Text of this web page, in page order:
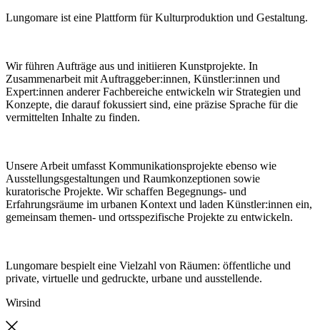
Lungomare ist eine Plattform für Kulturproduktion und Gestaltung.
Wir führen Aufträge aus und initiieren Kunstprojekte. In
Zusammenarbeit mit Auftraggeber:innen, Künstler:innen und
Expert:innen anderer Fachbereiche entwickeln wir Strategien und
Konzepte, die darauf fokussiert sind, eine präzise Sprache für die
vermittelten Inhalte zu finden.
Unsere Arbeit umfasst Kommunikationsprojekte ebenso wie
Ausstellungsgestaltungen und Raumkonzeptionen sowie
kuratorische Projekte. Wir schaffen Begegnungs- und
Erfahrungsräume im urbanen Kontext und laden Künstler:innen ein,
gemeinsam themen- und ortsspezifische Projekte zu entwickeln.
Lungomare bespielt eine Vielzahl von Räumen: öffentliche und
private, virtuelle und gedruckte, urbane und ausstellende.
Wirsind